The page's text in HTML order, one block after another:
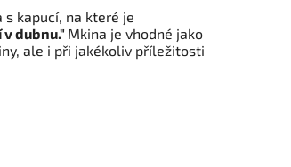
s kapucí, na které je
v dubnu." Mkina je vhodné jako
ale i při jakékoliv příležitosti